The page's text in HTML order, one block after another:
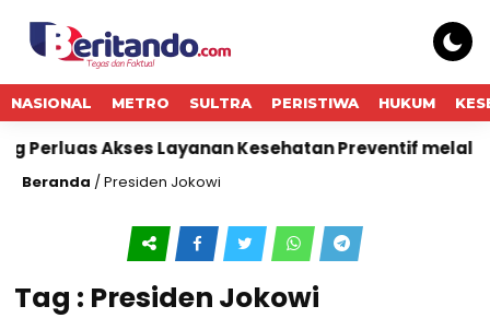
NASIONAL METRO SULTRA PERISTIWA HUKUM
Perluas Akses Layanan Kesehatan Preventif melalui
Beranda /Presiden Jokowi
Tag : Presiden Jokowi